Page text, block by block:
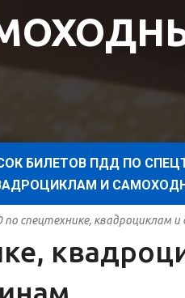
БИЛЕТОВ ПДД ПО
И
спецтехнике, квадроциклам